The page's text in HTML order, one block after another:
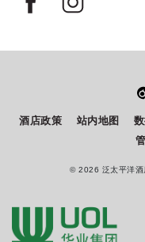
酒店政策 站内地图
© 2026 泛太平洋酒
您如何评价在本网站的体
从
一